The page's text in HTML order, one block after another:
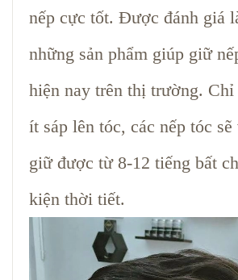
nếp cực tốt. Được đánh giá
những sản phẩm giúp giữ
hiện nay trên thị trường.
ít sáp lên tóc, các nếp tóc
giữ được từ 8-12 tiếng bất
kiện thời tiết.